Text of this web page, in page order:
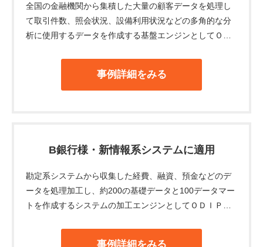
全国の金融機関から集積した大量の顧客データを処理し
て取引件数、照会状況、設備利用状況などの多角的な分
析に使用するデータを作成する基盤エンジンとしてＯＤ
事例詳細をみる
B銀行様・新情報系システムに適用
勘定系システムから収集した経費、融資、預金などのデ
ータを処理加工し、約200の基礎データと100データマー
トを作成するシステムの加工エンジンとしてＯＤＩＰを
事例詳細をみる